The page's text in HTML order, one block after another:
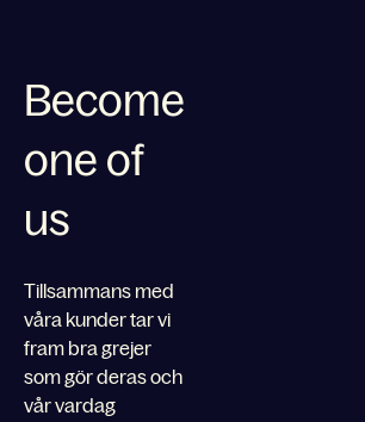
Become
one of
us
Tillsammans med
våra kunder tar vi
fram bra grejer
som gör deras och
vår vardag